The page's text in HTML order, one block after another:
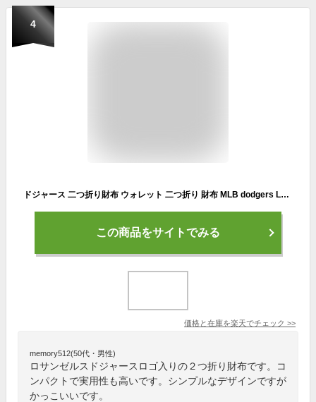
4
ドジャース 二つ折り財布 ウォレット 二つ折り 財布 MLB dodgers LA LOS ANGELES ロサンゼルス 大谷翔平 ドジャース グッズ ロゴ コンパクト ブルー グレー プレゼント シンプル フェイクレザー おしゃれ メジャーリーグ ベースボール 野球 ローライダー アメリカ 雑貨
この商品をサイトでみる
価格と在庫を楽天でチェック >>
memory512(50代・男性)
ロサンゼルスドジャースロゴ入りの２つ折り財布です。コ
ンパクトで実用性も高いです。シンプルなデザインですが
かっこいいです。